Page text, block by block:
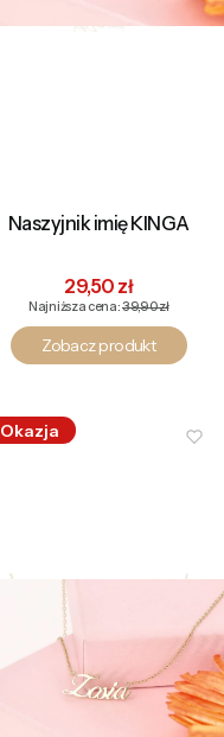
Naszyjnik imię KINGA
Cena promocyjna
29,50 zł
Najniższa cena:39,90 zł
Zobacz produkt
Okazja